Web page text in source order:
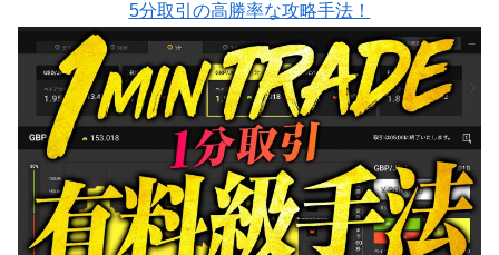
5分取引の高勝率な攻略手法！